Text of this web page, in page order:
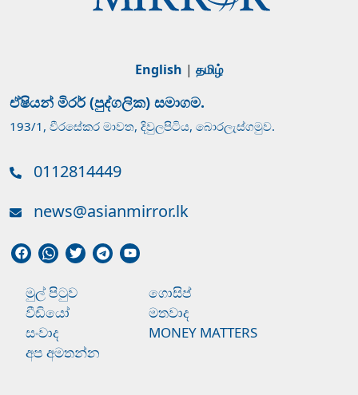
English | தமிழ்
ඒෂියන් මිරර් (පුද්ගලික) සමාගම.
193/1, වීරසේකර මාවත, දිවුලපිටිය, බොරලැස්ගමුව.
0112814449
news@asianmirror.lk
මුල් පිටුව
ගොසිප්
වීඩියෝ
මතවාද
සංවාද
MONEY MATTERS
අප අමතන්න